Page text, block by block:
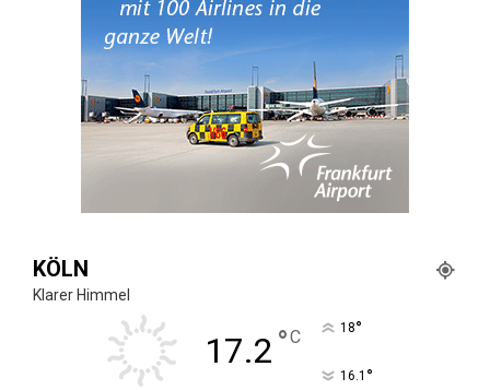
KÖLN
Klarer Himmel
17.2 °C 18°
16.1 °